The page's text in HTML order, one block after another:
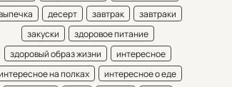
десерт завтрак
завтраки
закуски
здоровое питание
здоровый образ жизни
интересное
на полках
интересное о еде